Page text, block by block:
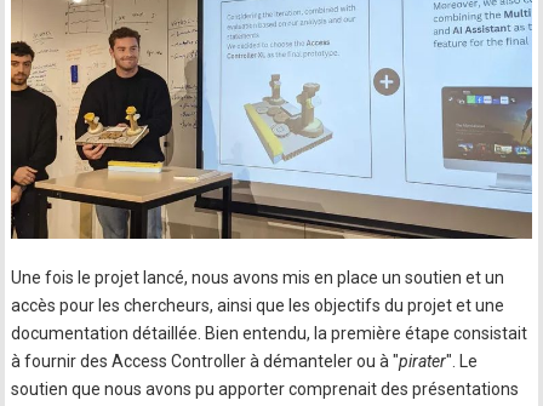
Une fois le projet lancé, nous avons mis en place un soutien et un
accès pour les chercheurs, ainsi que les objectifs du projet et une
documentation détaillée. Bien entendu, la première étape consistait
à fournir des Access Controller à démanteler ou à "pirater". Le
soutien que nous avons pu apporter comprenait des présentations